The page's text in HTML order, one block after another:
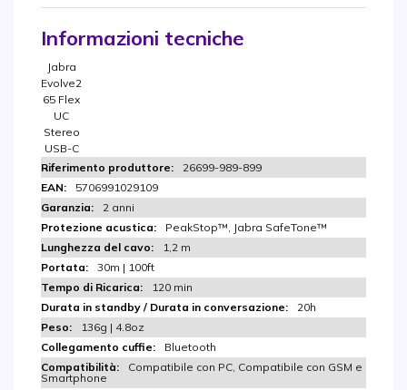
Informazioni tecniche
Jabra
Evolve2
65 Flex
UC
Stereo
USB-C
26699-989-899
5706991029109
2 anni
PeakStop™, Jabra SafeTone™
1,2 m
30m | 100ft
120 min
20h
136g | 4.8oz
Bluetooth
Compatibile con PC, Compatibile con GSM e
Smartphone